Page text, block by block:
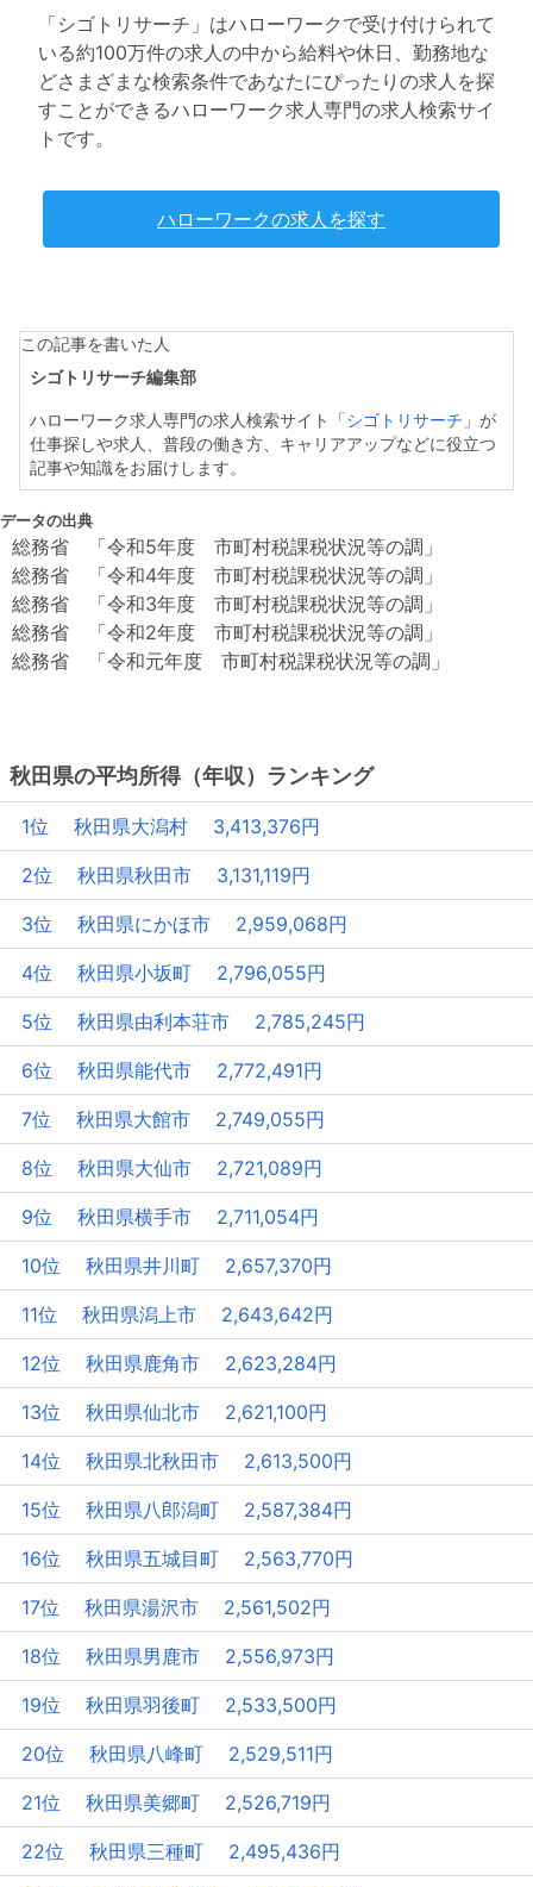
「シゴトリサーチ」はハローワークで受け付けられて
いる約100万件の求人の中から給料や休日、勤務地な
どさまざまな検索条件であなたにぴったりの求人を探
すことができるハローワーク求人専門の求人検索サイ
トです。
ハローワークの求人を探す
この記事を書いた人
シゴトリサーチ編集部
ハローワーク求人専門の求人検索サイト「 シゴトリサーチ 」が
仕事探しや求人、普段の働き方、キャリアアップなどに役立つ
記事や知識をお届けします。
データの出典
総務省 「令和5年度 市町村税課税状況等の調」
総務省 「令和4年度 市町村税課税状況等の調」
総務省 「令和3年度 市町村税課税状況等の調」
総務省 「令和2年度 市町村税課税状況等の調」
総務省 「令和元年度 市町村税課税状況等の調」
秋田県の平均所得（年収）ランキング
1位 秋田県大潟村 3,413,376円
2位 秋田県秋田市 3,131,119円
3位 秋田県にかほ市 2,959,068円
4位 秋田県小坂町 2,796,055円
5位 秋田県由利本荘市 2,785,245円
6位 秋田県能代市 2,772,491円
7位 秋田県大館市 2,749,055円
8位 秋田県大仙市 2,721,089円
9位 秋田県横手市 2,711,054円
10位 秋田県井川町 2,657,370円
11位 秋田県潟上市 2,643,642円
12位 秋田県鹿角市 2,623,284円
13位 秋田県仙北市 2,621,100円
14位 秋田県北秋田市 2,613,500円
15位 秋田県八郎潟町 2,587,384円
16位 秋田県五城目町 2,563,770円
17位 秋田県湯沢市 2,561,502円
18位 秋田県男鹿市 2,556,973円
19位 秋田県羽後町 2,533,500円
20位 秋田県八峰町 2,529,511円
21位 秋田県美郷町 2,526,719円
22位 秋田県三種町 2,495,436円